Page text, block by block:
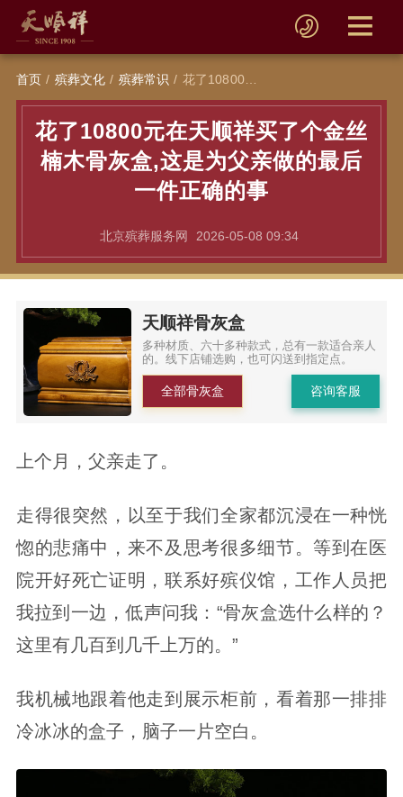
首页 殡葬文化 殡葬常识 花了10800元在天顺祥买了个金丝楠木骨灰盒,这是为父亲做的最后一件正确的事
花了10800元在天顺祥买了个金丝
楠木骨灰盒,这是为父亲做的最后
一件正确的事
北京殡葬服务网 2026-05-08 09:34
天顺祥骨灰盒
多种材质、六十多种款式，总有一款适合亲人
的。线下店铺选购，也可闪送到指定点。
全部骨灰盒 咨询客服
上个月，父亲走了。
走得很突然，以至于我们全家都沉浸在一种恍
惚的悲痛中，来不及思考很多细节。等到在医
院开好死亡证明，联系好殡仪馆，工作人员把
我拉到一边，低声问我：“骨灰盒选什么样的？
这里有几百到几千上万的。”
我机械地跟着他走到展示柜前，看着那一排排
冷冰冰的盒子，脑子一片空白。